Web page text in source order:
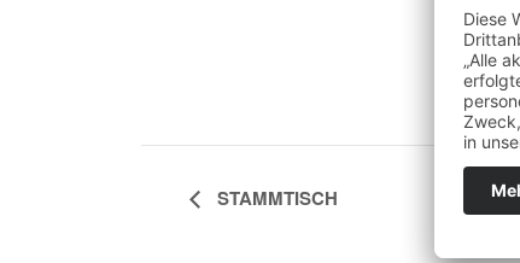
Datum:
22.
Boule,
STAMMTISCH